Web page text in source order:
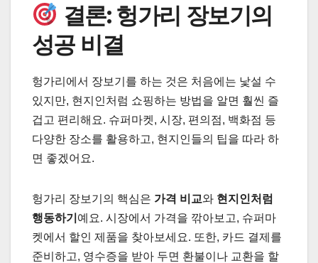
결론: 헝가리 장보기의
성공 비결
헝가리에서 장보기를 하는 것은 처음에는 낯설 수
있지만, 현지인처럼 쇼핑하는 방법을 알면 훨씬 즐
겁고 편리해요. 슈퍼마켓, 시장, 편의점, 백화점 등
다양한 장소를 활용하고, 현지인들의 팁을 따라 하
면 좋겠어요.
헝가리 장보기의 핵심은 가격 비교와 현지인처럼
행동하기 예요. 시장에서 가격을 깎아보고, 슈퍼마
켓에서 할인 제품을 찾아보세요. 또한, 카드 결제를
준비하고, 영수증을 받아 두면 환불이나 교환을 할